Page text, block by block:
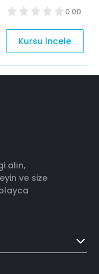
0.00
Kursu İncele
alın,
ve size